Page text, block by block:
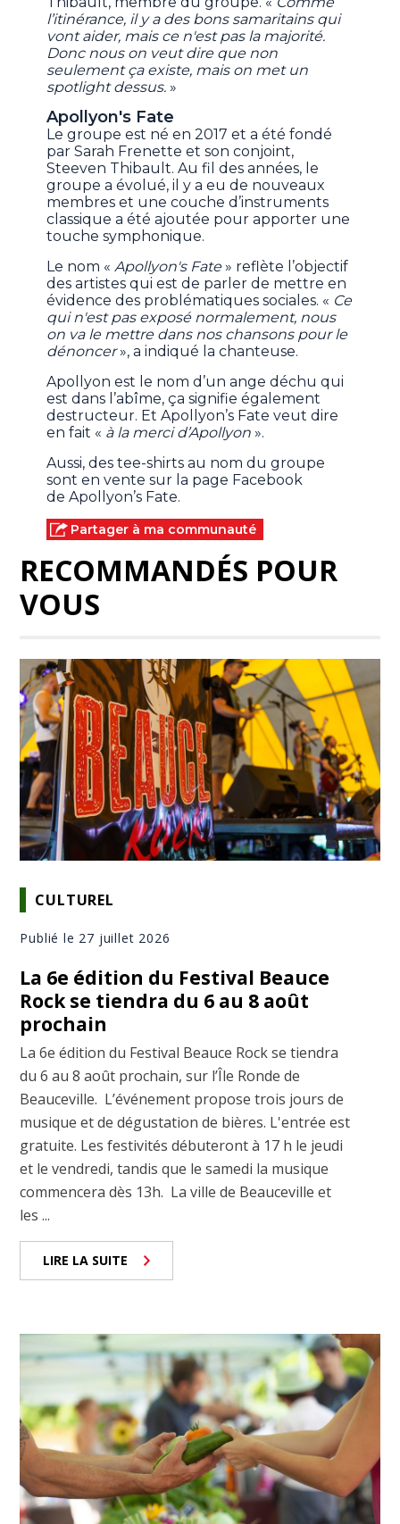
l’itinérance, il y a des bons samaritains qui
vont aider, mais ce n'est pas la majorité.
Donc nous on veut dire que non
seulement ça existe, mais on met un
spotlight dessus.»
Apollyon's Fate
Le groupe est né en 2017 et a été fondé
par Sarah Frenette et son conjoint,
Steeven Thibault. Au fil des années, le
groupe a évolué, il y a eu de nouveaux
membres et une couche d’instruments
classique a été ajoutée pour apporter une
touche symphonique.
Le nom « Apollyon's Fate» reflète l’objectif
des artistes qui est de parler de mettre en
évidence des problématiques sociales. « Ce
qui n'est pas exposé normalement, nous
on va le mettre dans nos chansons pour le
dénoncer», a indiqué la chanteuse.
Apollyon est le nom d’un ange déchu qui
est dans l’abîme, ça signifie également
destructeur. Et Apollyon’s Fate veut dire
en fait « à la merci d’Apollyon».
Aussi, des tee-shirts au nom du groupe
sont en vente sur la page Facebook
de Apollyon’s Fate.
Partager à ma communauté
RECOMMANDÉS POUR
VOUS
CULTUREL
Publié le 27 juillet 2026
La 6e édition du Festival Beauce
Rock se tiendra du 6 au 8 août
prochain
La 6e édition du Festival Beauce Rock se tiendra
du 6 au 8 août prochain, sur l’Île Ronde de
Beauceville. L’événement propose trois jours de
musique et de dégustation de bières. L'entrée est
gratuite. Les festivités débuteront à 17 h le jeudi
et le vendredi, tandis que le samedi la musique
commencera dès 13h. La ville de Beauceville et
les ...
LIRE LA SUITE